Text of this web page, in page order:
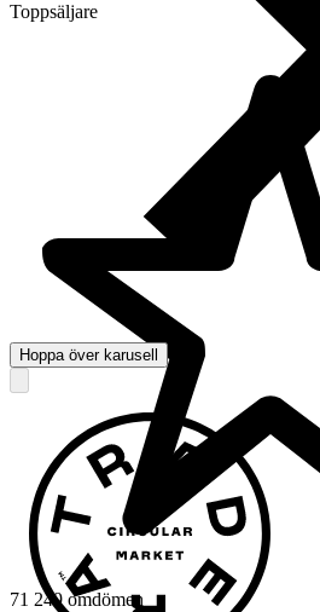
Toppsäljare
71 249 omdömen
Hoppa över karusell